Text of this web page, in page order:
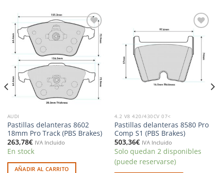
Añadir
a la
deseos
AUDI
Pastillas delanteras 8602
18mm Pro Track (PBS Brakes)
263,78€ IVA Incluido
En stock
AÑADIR AL CARRITO
Añadir
lista de
deseos
4.2 V8 420/430CV 07<
Pastillas delanteras 8580 Pro
Comp S1 (PBS Brakes)
503,36€ IVA Incluido
Solo quedan 2 disponibles
(puede reservarse)